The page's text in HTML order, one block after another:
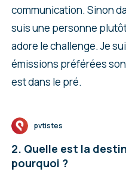
communication. Sinon
suis une personne
adore le challenge. Je
émissions préférées
est dans le pré.
pvtistes
2. Quelle est la
pourquoi ?